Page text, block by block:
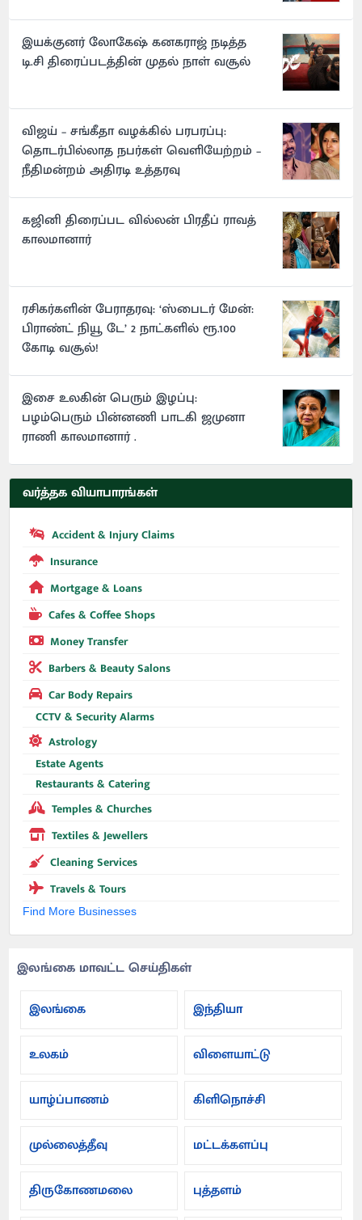
இயக்குனர் லோகேஷ் கனகராஜ் நடித்த
டி.சி திரைப்படத்தின் முதல் நாள் வசூல்
விஜய் – சங்கீதா வழக்கில் பரபரப்பு:
தொடர்பில்லாத நபர்கள் வெளியேற்றம் –
நீதிமன்றம் அதிரடி உத்தரவு
கஜினி திரைப்பட வில்லன் பிரதீப் ராவத்
காலமானார்
ரசிகர்களின் பேராதரவு: ‘ஸ்பைடர் மேன்:
பிராண்ட் நியூ டே’ 2 நாட்களில் ரூ.100
கோடி வசூல்!
இசை உலகின் பெரும் இழப்பு:
பழம்பெரும் பின்னணி பாடகி ஜமுனா
ராணி காலமானார் .
வர்த்தக வியாபாரங்கள்
Accident & Injury Claims
Insurance
Mortgage & Loans
Cafes & Coffee Shops
Money Transfer
Barbers & Beauty Salons
Car Body Repairs
CCTV & Security Alarms
Astrology
Estate Agents
Restaurants & Catering
Temples & Churches
Textiles & Jewellers
Cleaning Services
Travels & Tours
Find More Businesses
இலங்கை மாவட்ட செய்திகள்
இலங்கை
இந்தியா
உலகம் விளையாட்டு
யாழ்ப்பாணம் கிளிநொச்சி
முல்லைத்தீவு மட்டக்களப்பு
திருகோணமலை புத்தளம்